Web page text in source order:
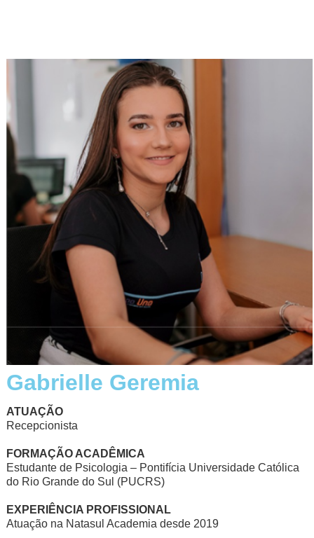
Gabrielle Geremia
ATUAÇÃO
Recepcionista
FORMAÇÃO ACADÊMICA
Estudante de Psicologia – Pontifícia Universidade Católica
do Rio Grande do Sul (PUCRS)
EXPERIÊNCIA PROFISSIONAL
Atuação na Natasul Academia desde 2019